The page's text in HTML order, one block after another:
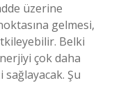
üzerine
gelmesi,
Belki
çok daha
Şu